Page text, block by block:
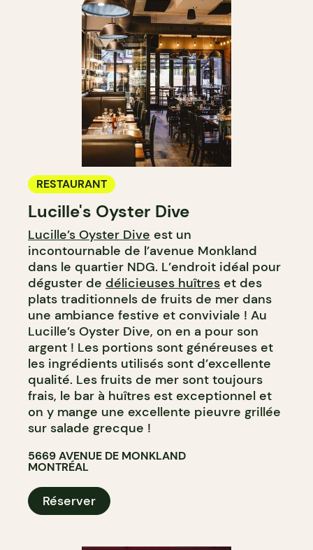
RESTAURANT
Lucille's Oyster Dive
Lucille’s Oyster Dive est un
incontournable de l’avenue Monkland
dans le quartier NDG. L’endroit idéal pour
déguster de délicieuses huîtres et des
plats traditionnels de fruits de mer dans
une ambiance festive et conviviale ! Au
Lucille’s Oyster Dive, on en a pour son
argent ! Les portions sont généreuses et
les ingrédients utilisés sont d’excellente
qualité. Les fruits de mer sont toujours
frais, le bar à huîtres est exceptionnel et
on y mange une excellente pieuvre grillée
sur salade grecque !
5669 AVENUE DE MONKLAND
MONTRÉAL
Réserver